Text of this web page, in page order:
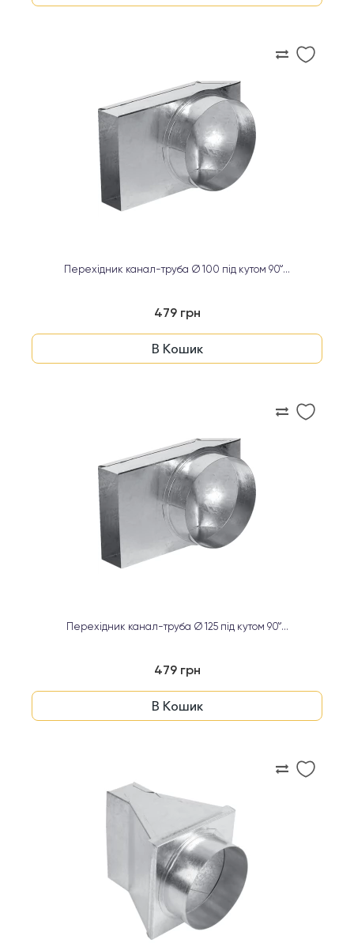
Перехідник канал-труба Ø 100 під кутом 90°...
479 грн
В Кошик
Перехідник канал-труба Ø 125 під кутом 90°...
479 грн
В Кошик